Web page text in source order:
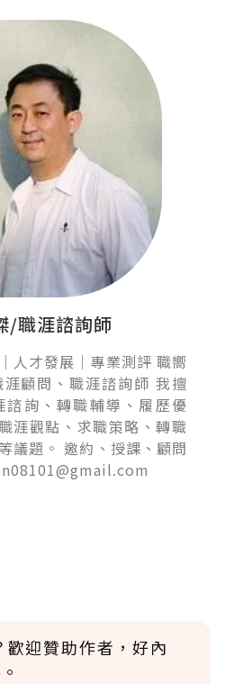
/職涯諮詢師
人才發展｜專業測評 職嚮
顧問、職涯諮詢師 我擅
諮詢、轉職輔導、履歷優
涯觀點、求職策略、轉職
議題。 邀約、授課、顧問
迎贊助作者，好內